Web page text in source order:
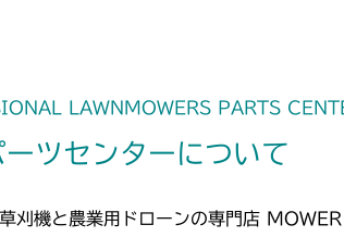
LAWNMOWERS PARTS
ツセンターについて
刈機と農業用ドローンの専門店